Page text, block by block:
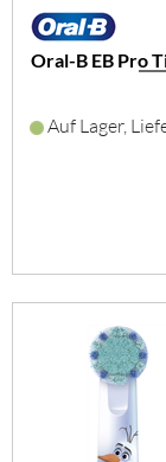
Oral-B EB Pro
Auf Lager,